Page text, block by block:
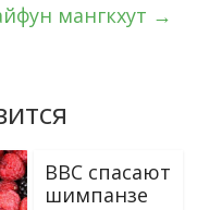
мангкхут →
BBC спасают
шимпанзе